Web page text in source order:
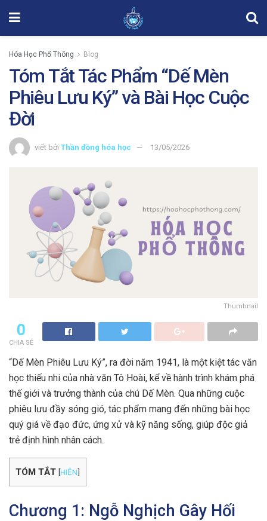
Hóa Học Phổ Thông Blog
Tóm Tắt Tác Phẩm “Dế Mèn
Phiêu Lưu Ký” và Bài Học Cuộc
Đời
viết bởi Thần đồng hóa học 13/05/2026
Thumbnail
0
CHIA SẺ
“Dế Mèn Phiêu Lưu Ký”, ra đời năm 1941, là một kiệt tác văn
học thiếu nhi của nhà văn Tô Hoài, kể về hành trình khám phá
thế giới và trưởng thành của chú Dế Mèn. Qua những cuộc
phiêu lưu đầy sóng gió, tác phẩm mang đến những bài học
quý giá về đạo đức, ứng xử và kỹ năng sống, giúp độc giả
trẻ định hình nhân cách.
TÓM TẮT [HIỆN]
Chương 1: Ngỗ Nghịch Gây Hối